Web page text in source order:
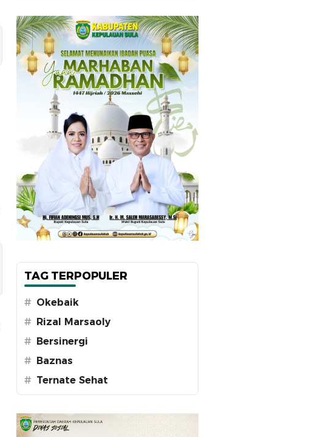
TAG TERPOPULER
# Okebaik
# Rizal Marsaoly
# Bersinergi
# Baznas
# Ternate Sehat